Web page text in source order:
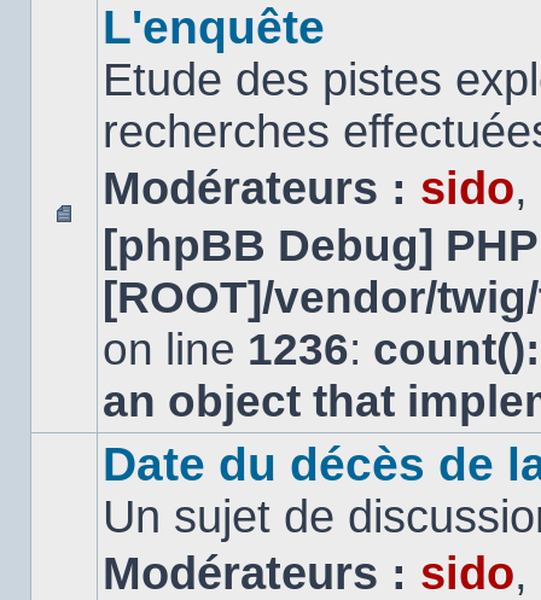
Aucun
message
non
L'enquête
Etude des pistes
recherches
Modérateurs : sido,
[phpBB Debug]
[ROOT]/vendor/
on line 1236:
an object that
Date du décès de
Un sujet de
Modérateurs : sido,